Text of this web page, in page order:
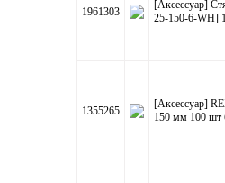
1961303
[Аксессуар]
25-150-6-WH]
1355265
[Аксессуар]
150 мм 100 шт